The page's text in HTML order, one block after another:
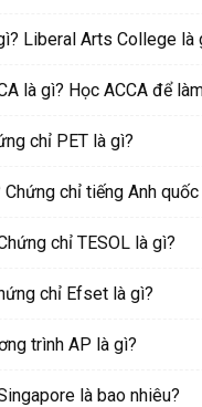
Liberal Arts College là
là gì? Học ACCA để
chỉ PET là gì?
chỉ tiếng Anh
chỉ TESOL là gì?
chỉ Efset là gì?
trình AP là gì?
là bao nhiêu?